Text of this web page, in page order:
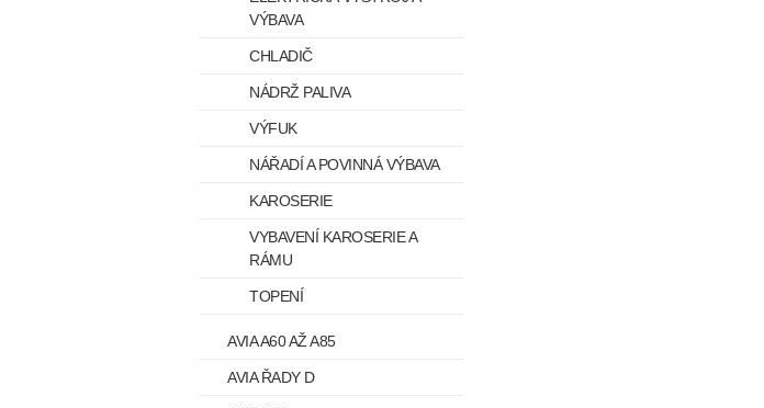
VÝBAVA
CHLADIČ
NÁDRŽ PALIVA
VÝFUK
NÁŘADÍ A POVINNÁ VÝBAVA
KAROSERIE
VYBAVENÍ KAROSERIE A
RÁMU
TOPENÍ
AVIA A60 AŽ A85
AVIA ŘADY D